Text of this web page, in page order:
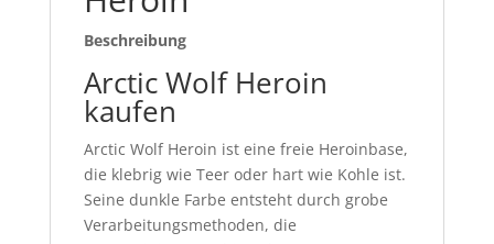
Beschreibung
Arctic Wolf Heroin
kaufen
Arctic Wolf Heroin ist eine freie Heroinbase,
die klebrig wie Teer oder hart wie Kohle ist.
Seine dunkle Farbe entsteht durch grobe
Verarbeitungsmethoden, die